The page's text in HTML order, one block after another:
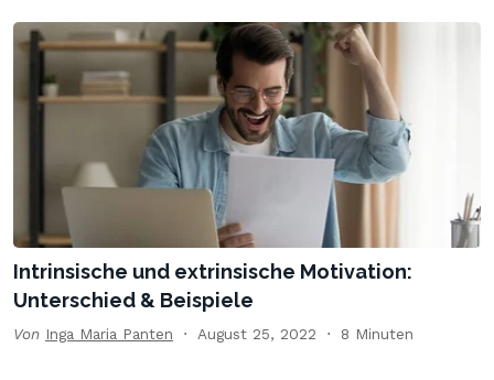
Intrinsische und extrinsische Motivation:
Unterschied & Beispiele
Von Inga Maria Panten August 25, 2022 8 Minuten